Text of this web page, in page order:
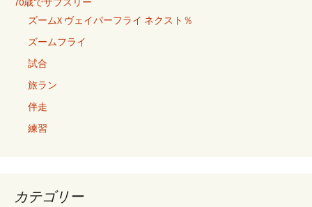
ズームX ヴェイパーフライ ネクスト％
ズームフライ
試合
旅ラン
伴走
練習
カテゴリー